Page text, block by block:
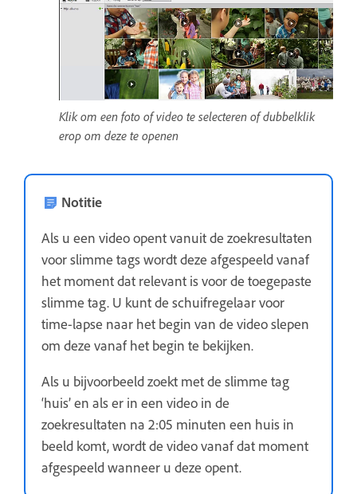
Klik om een foto of video te selecteren of dubbelklik
erop om deze te openen
Notitie
Als u een video opent vanuit de zoekresultaten
voor slimme tags wordt deze afgespeeld vanaf
het moment dat relevant is voor de toegepaste
slimme tag. U kunt de schuifregelaar voor
time-lapse naar het begin van de video slepen
om deze vanaf het begin te bekijken.
Als u bijvoorbeeld zoekt met de slimme tag
‘huis’ en als er in een video in de
zoekresultaten na 2:05 minuten een huis in
beeld komt, wordt de video vanaf dat moment
afgespeeld wanneer u deze opent.